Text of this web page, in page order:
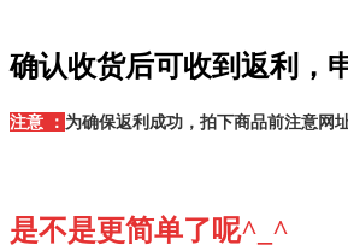
确认收货后可收到返利，
注意 ： 为确保返利成功，拍下商品前注意网
是不是更简单了呢^_^